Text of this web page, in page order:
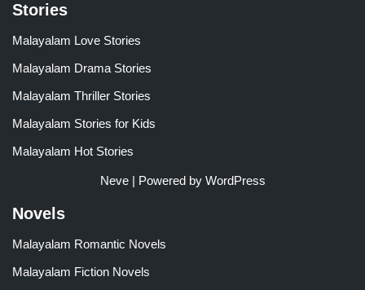
Stories
Malayalam Love Stories
Malayalam Drama Stories
Malayalam Thriller Stories
Malayalam Stories for Kids
Malayalam Hot Stories
Neve| Powered by WordPress
Novels
Malayalam Romantic Novels
Malayalam Fiction Novels